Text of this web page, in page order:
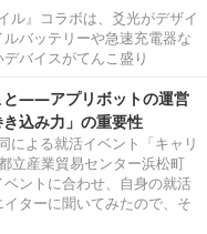
ル』コラボは、爻光がデザイ
バッテリーや急速充電器な
バイスがてんこ盛り
と――アプリボットの運営
込み力」の重要性
による就活イベント「キャリ
立産業貿易センター浜松町
ントに合わせ、自身の就活
ターに聞いてみたので、そ